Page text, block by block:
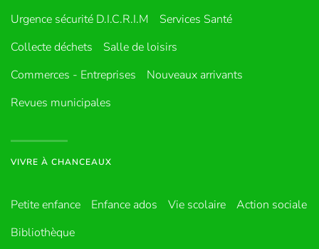
Urgence sécurité D.I.C.R.I.M
Services Santé
Collecte déchets
Salle de loisirs
Commerces - Entreprises
Nouveaux arrivants
Revues municipales
VIVRE À CHANCEAUX
Petite enfance Enfance ados Vie scolaire
Action sociale
Bibliothèque